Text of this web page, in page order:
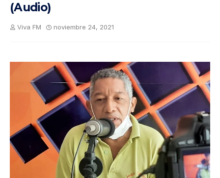
el
pro
gra
ma
(Audio)
Viva FM noviembre 24, 2021